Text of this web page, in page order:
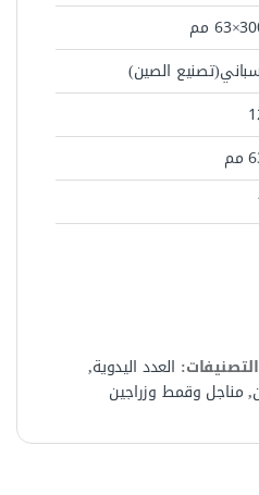
مم
الصين)
التصنيفات: العدد اليدوية,
,مناجل وقمط وزراجين